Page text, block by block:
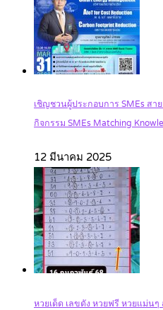
เชิญชวนผู้ประกอบการ SMEs สา
กิจกรรม SMEs Matching
12 มีนาคม 2025
หวยเด็ด เลขดัง หวยฟรี หวยแม่น